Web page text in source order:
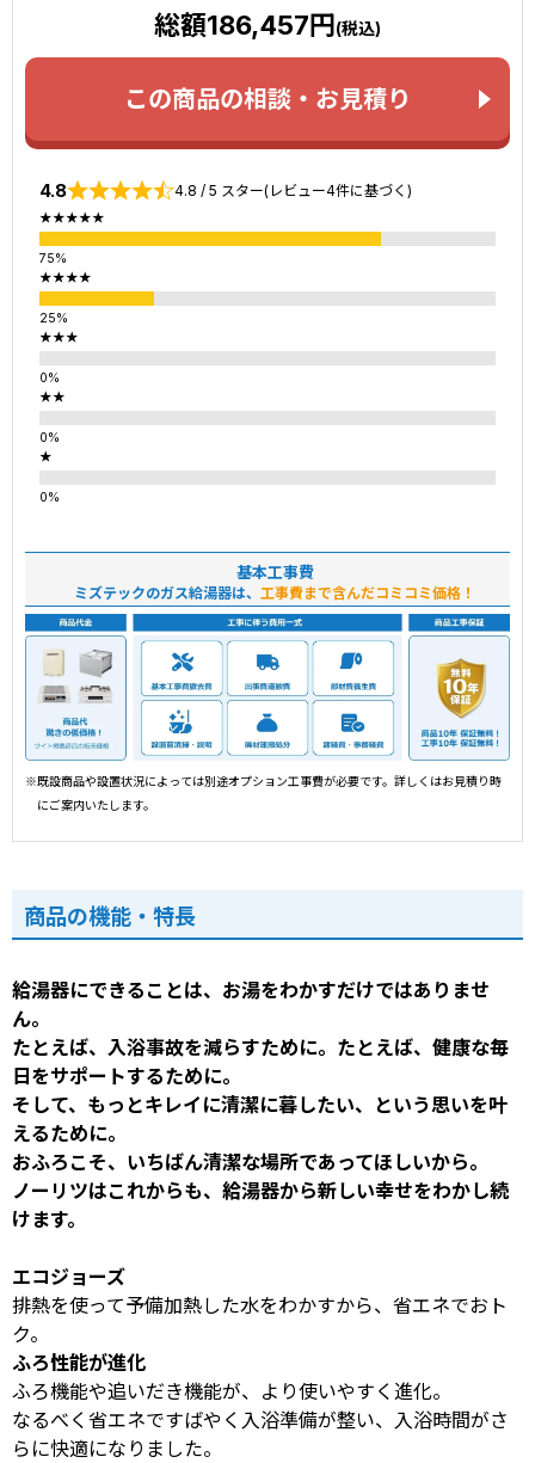
総額186,457円(税込)
この商品の相談・お見積り
4.8 4.8 / 5 スター(レビュー4件に基づく)
★★★★★
★★★★
★★★
★★
★
基本工事費
ミズテックのガス給湯器は、 工事費まで含んだコミコミ価格！
※既設商品や設置状況によっては別途オプション工事費が必要です。詳しくはお見積り時
にご案内いたします。
商品の機能・特長
給湯器にできることは、お湯をわかすだけではありませ
ん。
たとえば、入浴事故を減らすために。たとえば、健康な毎
日をサポートするために。
そして、もっとキレイに清潔に暮したい、という思いを叶
えるために。
おふろこそ、いちばん清潔な場所であってほしいから。
ノーリツはこれからも、給湯器から新しい幸せをわかし続
けます。
エコジョーズ
排熱を使って予備加熱した水をわかすから、省エネでおト
ク。
ふろ性能が進化
ふろ機能や追いだき機能が、より使いやすく進化。
なるべく省エネですばやく入浴準備が整い、入浴時間がさ
らに快適になりました。